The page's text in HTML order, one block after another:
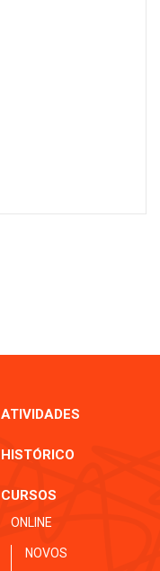
ATIVIDADES
HISTÓRICO
CURSOS
ONLINE
NOVOS